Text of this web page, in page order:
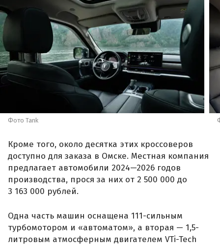
Фото Tank
Кроме того, около десятка этих кроссоверов
доступно для заказа в Омске. Местная компания
предлагает автомобили 2024—2026 годов
производства, прося за них от 2 500 000 до
3 163 000 рублей.
Одна часть машин оснащена 111-сильным
турбомотором и «автоматом», а вторая — 1,5-
литровым атмосферным двигателем VTi-Tech